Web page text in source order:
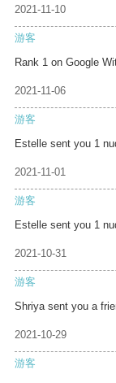
2021-11-10
游客
Rank 1 on Google
2021-11-06
游客
Estelle sent you 1
2021-11-01
游客
Estelle sent you 1
2021-10-31
游客
Shriya sent you a
2021-10-29
游客